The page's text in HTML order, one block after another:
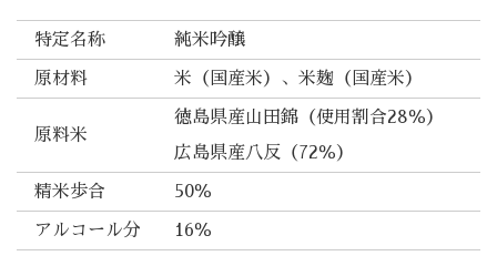
特定名称 純米吟醸
原材料 米（国産米）、米麹（国産米）
原料米
徳島県産山田錦（使用割合28％）
広島県産八反（72％）
精米歩合 50％
アルコール分 16％